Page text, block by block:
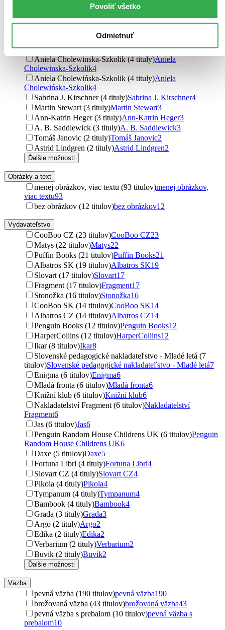
Povoliť všetko
Odmietnuť
Ľubica Kepštová (4 tituly) Ľubica Kepštová
Gabriela Futová (4 tituly)Gabriela Futová4
Cressida Cowell (4 tituly)Cressida Cowell
Daniela Krolupperová (4 tituly)Daniela Krolupperová4
Aniela Cholewinska-Szkolik (4 tituly)Aniela
Cholewinska-Szkolik4
Aniela Cholewińska-Szkolik (4 tituly)Aniela
Cholewińska-Szkolik4
Sabrina J. Kirschner (4 tituly)Sabrina J. Kirschner4
Martin Stewart (3 tituly)Martin Stewart3
Ann-Katrin Heger (3 tituly)Ann-Katrin Heger3
A. B. Saddlewick (3 tituly)A. B. Saddlewick3
Tomáš Janovic (2 tituly)Tomáš Janovic2
Astrid Lindgren (2 tituly)Astrid Lindgren2
Ďalšie možnosti
Obrázky a text
menej obrázkov, viac textu (93 titulov)menej obrázkov,
viac textu93
bez obrázkov (12 titulov)bez obrázkov12
Vydavateľstvo
CooBoo CZ (23 titulov)CooBoo CZ23
Matys (22 titulov)Matys22
Puffin Books (21 titulov)Puffin Books21
Albatros SK (19 titulov)Albatros SK19
Slovart (17 titulov)Slovart17
Fragment (17 titulov)Fragment17
Stonožka (16 titulov)Stonožka16
CooBoo SK (14 titulov)CooBoo SK14
Albatros CZ (14 titulov)Albatros CZ14
Penguin Books (12 titulov)Penguin Books12
HarperCollins (12 titulov)HarperCollins12
Ikar (8 titulov)Ikar8
Slovenské pedagogické nakladateľstvo - Mladé letá (7
titulov)Slovenské pedagogické nakladateľstvo - Mladé letá7
Enigma (6 titulov)Enigma6
Mladá fronta (6 titulov)Mladá fronta6
Knižní klub (6 titulov)Knižní klub6
Nakladatelství Fragment (6 titulov)Nakladatelství
Fragment6
Jas (6 titulov)Jas6
Penguin Random House Childrens UK (6 titulov)Penguin
Random House Childrens UK6
Daxe (5 titulov)Daxe5
Fortuna Libri (4 tituly)Fortuna Libri4
Slovart CZ (4 tituly)Slovart CZ4
Pikola (4 tituly)Pikola4
Tympanum (4 tituly)Tympanum4
Bambook (4 tituly)Bambook4
Grada (3 tituly)Grada3
Argo (2 tituly)Argo2
Edika (2 tituly)Edika2
Verbarium (2 tituly)Verbarium2
Buvik (2 tituly)Buvik2
Ďalšie možnosti
Väzba
pevná väzba (190 titulov)pevná väzba190
brožovaná väzba (43 titulov)brožovaná väzba43
pevná väzba s prebalom (10 titulov)pevná väzba s
prebalom10